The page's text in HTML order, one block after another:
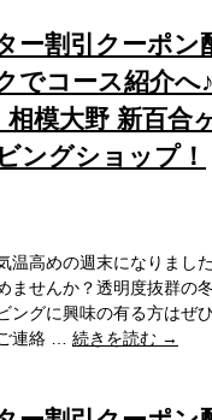
ー割引クーポン
でコース紹介
模大野 新百合
ングショップ！
温高めの週末になりまし
ませんか？透明度抜群の
ングに興味の有る方はぜ
連絡 … 続きを読む →